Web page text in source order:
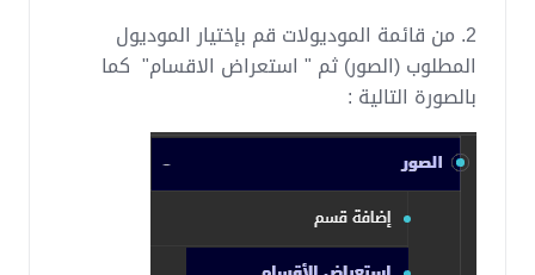
2. من قائمة الموديولات قم بإختيار الموديول
المطلوب (الصور) ثم " استعراض الاقسام" كما
بالصورة التالية :